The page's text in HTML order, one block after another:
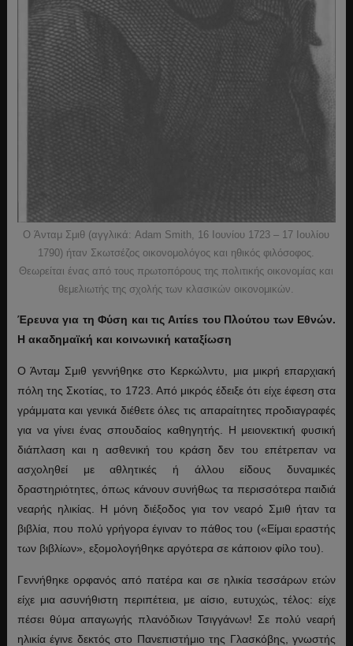
O Άνταμ Σμιθ (αγγλικά: Adam Smith, 16 Ιουνίου 1723 – 17 Ιουλίου
1790) ήταν Σκωτσέζος οικονομολόγος και ηθικός φιλόσοφος.
Θεωρείται ένας από τους πρωτοπόρους της πολιτικής οικονομίας και
θεμελιωτής της σχολής των κλασικών οικονομικών.
Έρευνα για τη Φύση και τις Αιτίεs του Πλούτου των Εθνών.
Η ακαδημαϊκή και κοινωνική καταξίωση
Ο Άνταμ Σμιθ γεννήθηκε στο Κερκώλντυ, μια μικρή επαρχιακή
πόλη της Σκοτίας, το 1723. Από μικρός έδειξε ότι είχε έφεση στα
γράμματα και γενικά διέθετε όλες τις απαραίτητες προδιαγραφές
για να γίνει ένας σπουδαίος καθηγητής. Η μειονεκτική φυσική
διάπλαση και η ασθενική του κράση δεν του επέτρεπαν να
ασχοληθεί με αθλητικές ή άλλου είδους δυναμικές
δραστηριότητες, όπως κάνουν συνήθως τα περισσότερα παιδιά
νεαρής ηλικίας. Η μόνη διέξοδος για τον νεαρό Σμιθ ήταν τα
βιβλία, που πολύ γρήγορα έγιναν το πάθος του («Είμαι εραστής
των βιβλίων», εξομολογήθηκε αργότερα σε κάποιον φίλο του).
Γεννήθηκε ορφανός από πατέρα και σε ηλικία τεσσάρων ετών
είχε μια ασυνήθιστη περιπέτεια, με αίσιο, ευτυχώς, τέλος: είχε
πέσει θύμα απαγωγής πλανόδιων Τσιγγάνων! Σε πολύ νεαρή
ηλικία έγινε δεκτός στο Πανεπιστήμιο της Γλασκόβης, γνωστής